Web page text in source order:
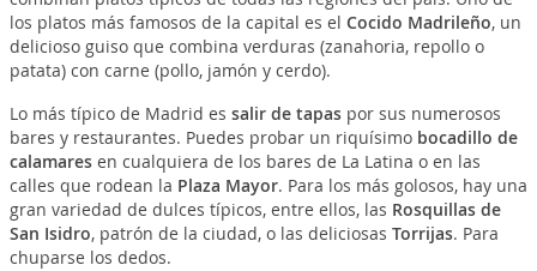
los platos más famosos de la capital es el Cocido Madrileño, un
delicioso guiso que combina verduras (zanahoria, repollo o
patata) con carne (pollo, jamón y cerdo).
Lo más típico de Madrid es salir de tapaspor sus numerosos
bares y restaurantes. Puedes probar un riquísimo bocadillo de
calamaresen cualquiera de los bares de La Latina o en las
calles que rodean la Plaza Mayor. Para los más golosos, hay una
gran variedad de dulces típicos, entre ellos, las Rosquillas de
San Isidro, patrón de la ciudad, o las deliciosas Torrijas. Para
chuparse los dedos.